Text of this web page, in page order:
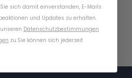
sich damit einverstanden, E-Mails
und Updates zu erhalten.
Datenschutzbestimmungen
zu.Sie können sich jederzeit